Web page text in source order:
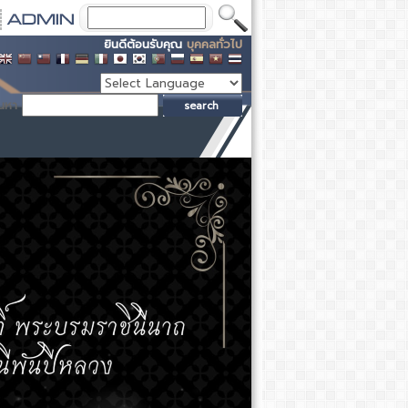
ยินดีต้อนรับคุณ บุคคลทั่วไป
หา